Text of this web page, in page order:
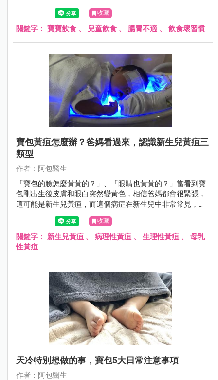
食物美味，所以改不掉，結果演變成常常脹氣或肚子痛。
收藏
關鍵字： 寶寶飲食 、 兒童飲食 、 腸胃不適 、 飲食壞習慣
寶包黃疸怎麼辦？爸媽看過來，認識新生兒黃疸三
類型
作者：阿包醫生
「寶包的臉怎麼黃黃的？」、「眼睛也黃黃的？」當看到寶
包剛出生後皮膚和眼白突然變黃色，相信爸媽都會很緊張，
這可能是新生兒黃疸，而這個病症在新生兒中非常常見，透
過醫師評估檢查必要時接受照光治療，大多不會有後遺症。
收藏
關鍵字： 新生兒黃疸 、 病理性黃疸 、 生理性黃疸 、 母乳
性黃疸
天冷特別想做的事，寶包5大日常注意事項
作者：阿包醫生